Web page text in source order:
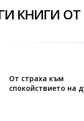
КНИГИ
От страха към
спокойствието на